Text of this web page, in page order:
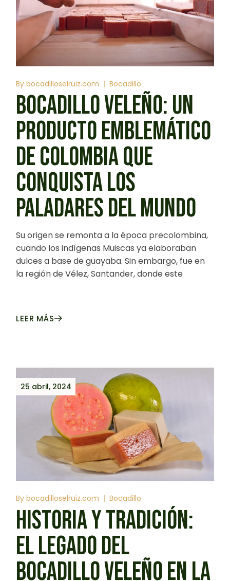
By bocadilloselruiz.com Bocadillo
BOCADILLO VELEÑO: UN
PRODUCTO EMBLEMÁTICO
DE COLOMBIA QUE
CONQUISTA LOS
PALADARES DEL MUNDO
Su origen se remonta a la época precolombina,
cuando los indígenas Muiscas ya elaboraban
dulces a base de guayaba. Sin embargo, fue en
la región de Vélez, Santander, donde este
LEER MÁS
25 abril, 2024
By bocadilloselruiz.com Bocadillo
HISTORIA Y TRADICIÓN:
EL LEGADO DEL
BOCADILLO VELEÑO EN LA